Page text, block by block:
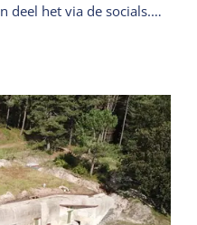
deel het via de socials.